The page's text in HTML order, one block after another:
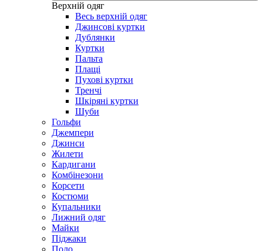
Верхній одяг
Весь верхній одяг
Джинсові куртки
Дублянки
Куртки
Пальта
Плащі
Пухові куртки
Тренчі
Шкіряні куртки
Шуби
Гольфи
Джемпери
Джинси
Жилети
Кардигани
Комбінезони
Корсети
Костюми
Купальники
Лижний одяг
Майки
Піджаки
Поло